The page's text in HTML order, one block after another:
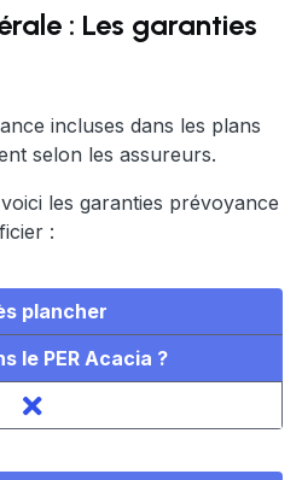
: Les garanties
incluses dans les plans
selon les assureurs.
les garanties prévoyance
:
plancher
le PER Acacia ?